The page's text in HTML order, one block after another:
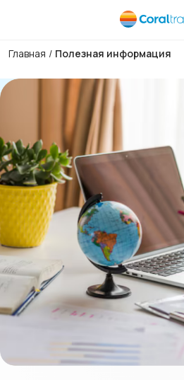
Главная / Полезная информация